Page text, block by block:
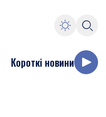
Короткі новини